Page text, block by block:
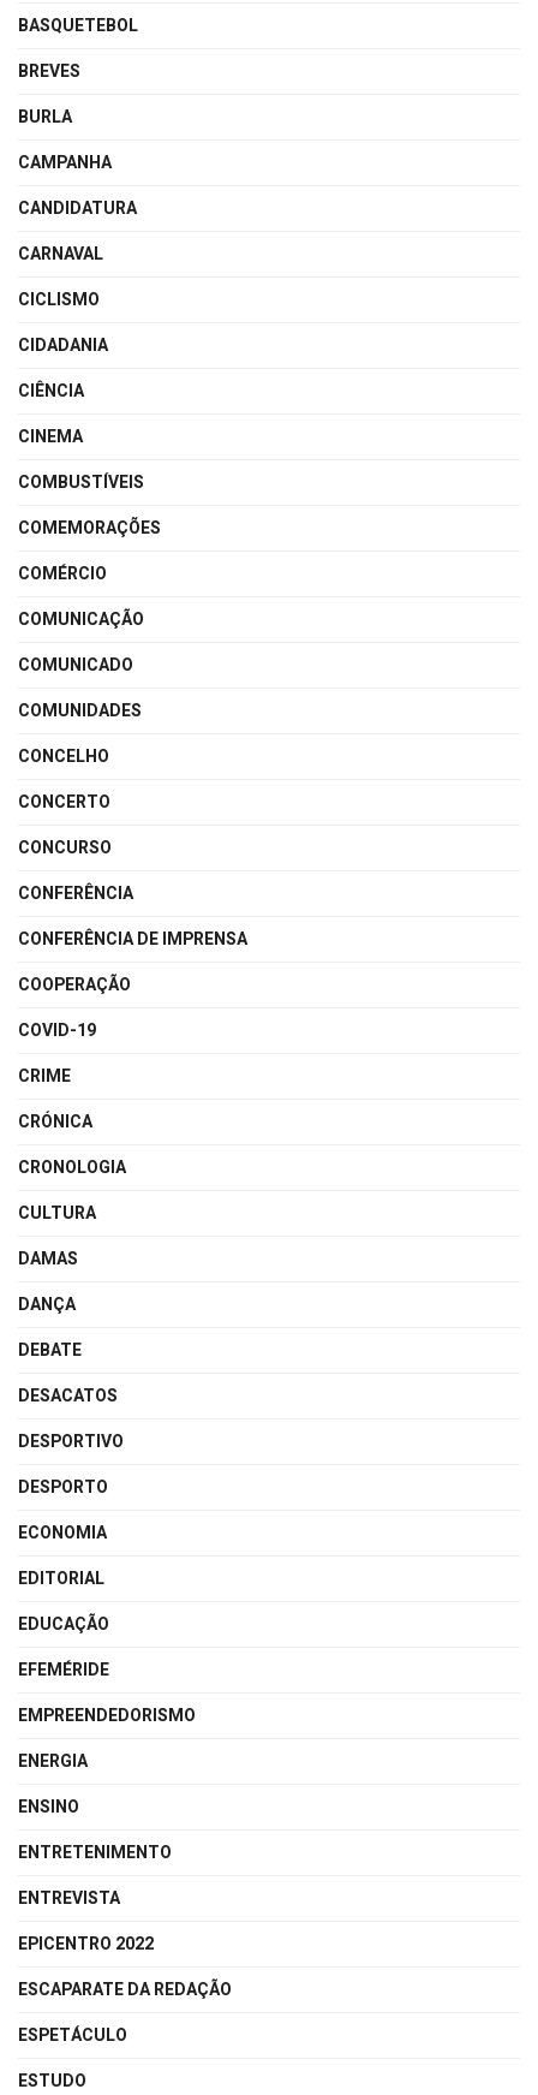
BASQUETEBOL
BREVES
BURLA
CAMPANHA
CANDIDATURA
CARNAVAL
CICLISMO
CIDADANIA
CIÊNCIA
CINEMA
COMBUSTÍVEIS
COMEMORAÇÕES
COMÉRCIO
COMUNICAÇÃO
COMUNICADO
COMUNIDADES
CONCELHO
CONCERTO
CONCURSO
CONFERÊNCIA
CONFERÊNCIA DE IMPRENSA
COOPERAÇÃO
COVID-19
CRIME
CRÓNICA
CRONOLOGIA
CULTURA
DAMAS
DANÇA
DEBATE
DESACATOS
DESPORTIVO
DESPORTO
ECONOMIA
EDITORIAL
EDUCAÇÃO
EFEMÉRIDE
EMPREENDEDORISMO
ENERGIA
ENSINO
ENTRETENIMENTO
ENTREVISTA
EPICENTRO 2022
ESCAPARATE DA REDAÇÃO
ESPETÁCULO
ESTUDO